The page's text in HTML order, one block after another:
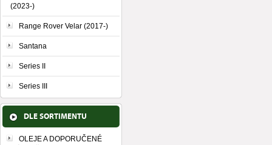
(2023-)
Range Rover Velar (2017-)
Santana
Series II
Series III
DLE SORTIMENTU
OLEJE A DOPORUČENÉ